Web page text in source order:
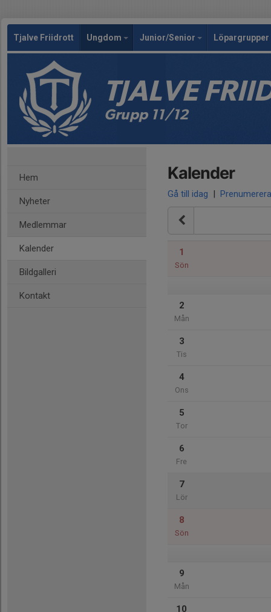
Tjalve Friidrott Ungdom Junior/Senior
TJALVE
Grupp 11/12
Hem
Nyheter
Medlemmar
Kalender
Bildgalleri
Kontakt
Kalender
Gå till idag | Prenumerera
1
Sön
2
Mån
3
Tis
4
Ons
5
Tor
6
Fre
7
Lör
8
Sön
9
Mån
10